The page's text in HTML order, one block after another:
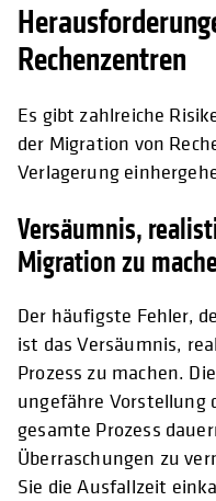
Rechenzentren
Es gibt zahlreiche
der Migration von
Verlagerung
Versäumnis,
Migration zu
Der häufigste Fehler,
ist das Versäumnis,
Prozess zu machen.
ungefähre Vorstellung
gesamte Prozess
Überraschungen zu
Sie die Ausfallzeit